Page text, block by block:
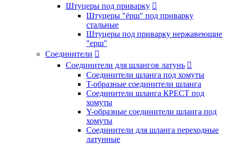
Штуцеры под приварку 
Штуцеры "ёрш" под приварку
стальные
Штуцеры под приварку нержавеющие
"ерш"
Соединители 
Соединители для шлангов латунь 
Соединители шланга под хомуты
T-образные соединители шланга
Соединители шланга КРЕСТ под
хомуты
Y-образные соединители шланга под
хомуты
Соединители для шланга переходные
латунные